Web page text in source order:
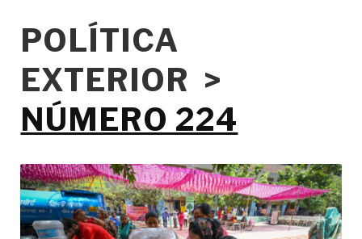
POLÍTICA
EXTERIOR >
NÚMERO 224